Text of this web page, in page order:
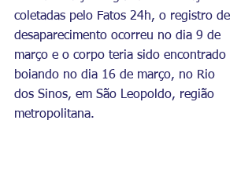
coletadas pelo Fatos 24h, o registro de
desaparecimento ocorreu no dia 9 de
março e o corpo teria sido encontrado
boiando no dia 16 de março, no Rio
dos Sinos, em São Leopoldo, região
metropolitana.